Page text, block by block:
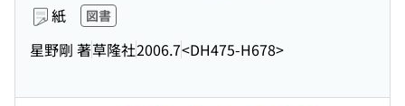
紙 図書
星野剛 著草隆社2006.7<DH475-H678>